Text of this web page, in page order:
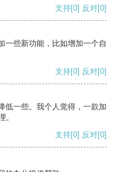
支持[0] 反对[0]
一些新功能，比如增加一个自
支持[0] 反对[0]
低一些。我个人觉得，一款加
。
支持[0] 反对[0]